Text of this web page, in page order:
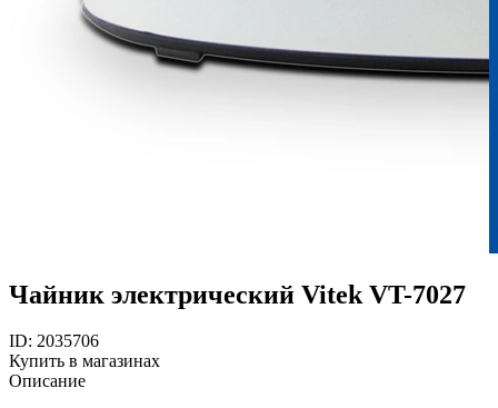
Чайник электрический Vitek VT-7027
ID: 2035706
Купить в магазинах
Описание